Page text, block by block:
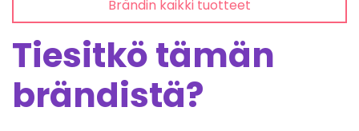
Brändin kaikki tuotteet
Tiesitkö tämän
brändistä?